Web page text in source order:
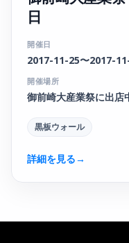
日
開催日
2017-11-25〜2017-
開催場所
御前崎大産業祭に出店
黒板ウォール
詳細を見る→